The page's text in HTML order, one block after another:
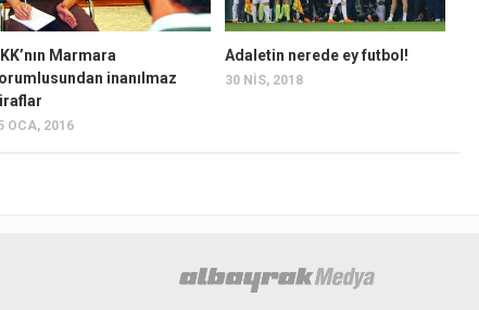
Marmara
inanılmaz
OCA, 2016
Adaletin nerede ey futbol!
30 NIS, 2018